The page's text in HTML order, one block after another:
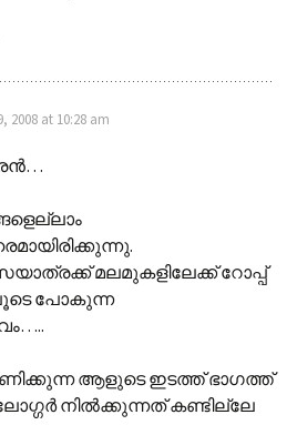
2008 at 10:28 am
മലമുകളിലേക്ക്‌ റോപ്പ്‌
പോകുന്ന
ആളുടെ ഇടത്ത്‌ ഭാഗത്ത്‌
നില്‍ക്കുന്നത്‌ കണ്ടില്ലേ